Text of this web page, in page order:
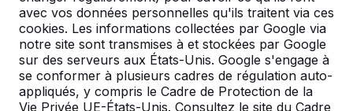
avec vos données personnelles qu'ils traitent via ces
cookies. Les informations collectées par Google via
notre site sont transmises à et stockées par Google
sur des serveurs aux États-Unis. Google s'engage à
se conformer à plusieurs cadres de régulation auto-
appliqués, y compris le Cadre de Protection de la
Vie Privée UE-États-Unis. Consultez le site du Cadre
72 rue de Lessard
76100 Rouen
France
02 78 84 0187
info@HeBlad.fr